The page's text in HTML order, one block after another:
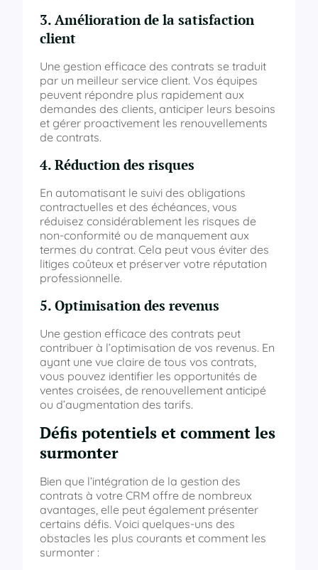
3. Amélioration de la satisfaction
client
Une gestion efficace des contrats se traduit
par un meilleur service client. Vos équipes
peuvent répondre plus rapidement aux
demandes des clients, anticiper leurs besoins
et gérer proactivement les renouvellements
de contrats.
4. Réduction des risques
En automatisant le suivi des obligations
contractuelles et des échéances, vous
réduisez considérablement les risques de
non-conformité ou de manquement aux
termes du contrat. Cela peut vous éviter des
litiges coûteux et préserver votre réputation
professionnelle.
5. Optimisation des revenus
Une gestion efficace des contrats peut
contribuer à l’optimisation de vos revenus. En
ayant une vue claire de tous vos contrats,
vous pouvez identifier les opportunités de
ventes croisées, de renouvellement anticipé
ou d’augmentation des tarifs.
Défis potentiels et comment les
surmonter
Bien que l’intégration de la gestion des
contrats à votre CRM offre de nombreux
avantages, elle peut également présenter
certains défis. Voici quelques-uns des
obstacles les plus courants et comment les
surmonter :